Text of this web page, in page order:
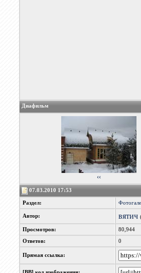
Диафильм
‹‹
07.03.2010 17:53
Раздел:
Автор: вятич
Просмотров: 80,944
Ответов: 0
Прямая ссылка: